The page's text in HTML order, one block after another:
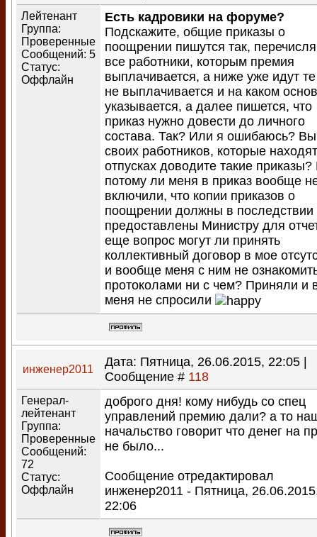
Лейтенант
Группа:
Проверенные
Сообщений: 5
Статус:
Оффлайн
Есть кадровики на форуме?
Подскажите, общие приказы о
поощрении пишутся так,
все работники, которым премия
выплачивается, а ниже уже идут
не выплачивается и на каком
указывается, а далее пишется, что
приказ нужно довести до личного
состава. Так? Или я ошибаюсь?
своих работников, которые
отпусках доводите такие
потому ли меня в приказ вообще
включили, что копии приказов о
поощрении должны в последствии
предоставлены Министру для
еще вопрос могут ли принять
коллективный договор в мое
и вообще меня с ним не
протоколами ни с чем? Приняли и
меня не спросили
инженер2011
Дата: Пятница, 26.06.2015, 22:05 |
Сообщение # 118
Генерал-
лейтенант
Группа:
Проверенные
Сообщений:
72
Статус:
Оффлайн
доброго дня! кому нибудь со спец
управлений премию дали? а то
начальство говорит что денег на
не было...
Сообщение отредактировал
инженер2011 - Пятница,
22:06